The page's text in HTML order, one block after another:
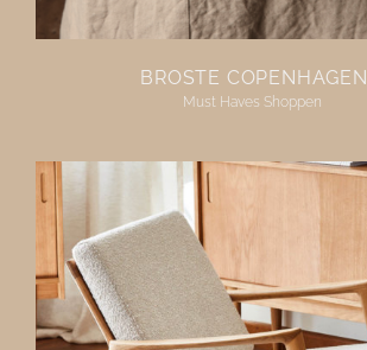
BROSTE COPENHAGEN
Must Haves Shoppen